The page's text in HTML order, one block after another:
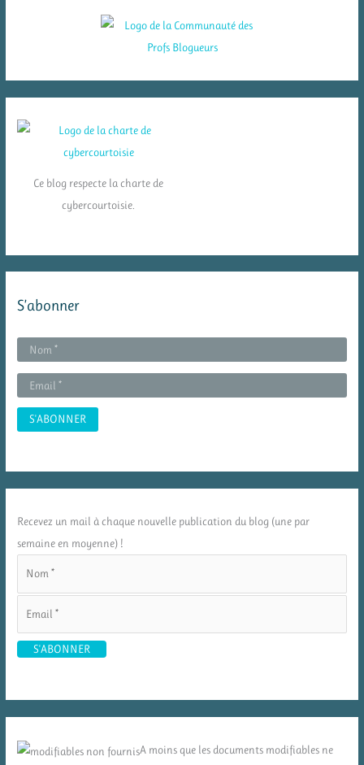
Ce blog respecte la charte de
cybercourtoisie.
S’abonner
Recevez un mail à chaque nouvelle publication du blog (une par
semaine en moyenne) !
A moins que les documents modifiables ne